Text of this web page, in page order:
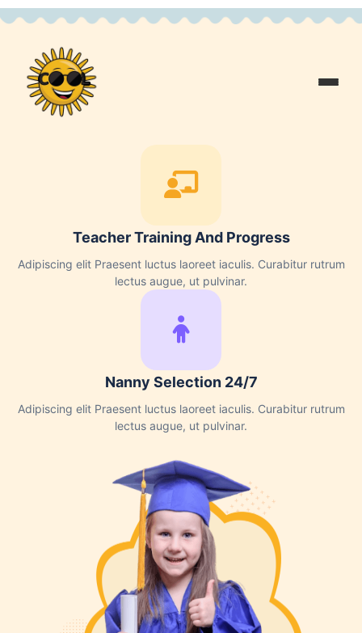
Teacher Training And Progress
Adipiscing elit Praesent luctus laoreet iaculis. Curabitur rutrum
lectus augue, ut pulvinar.
Nanny Selection 24/7
Adipiscing elit Praesent luctus laoreet iaculis. Curabitur rutrum
lectus augue, ut pulvinar.